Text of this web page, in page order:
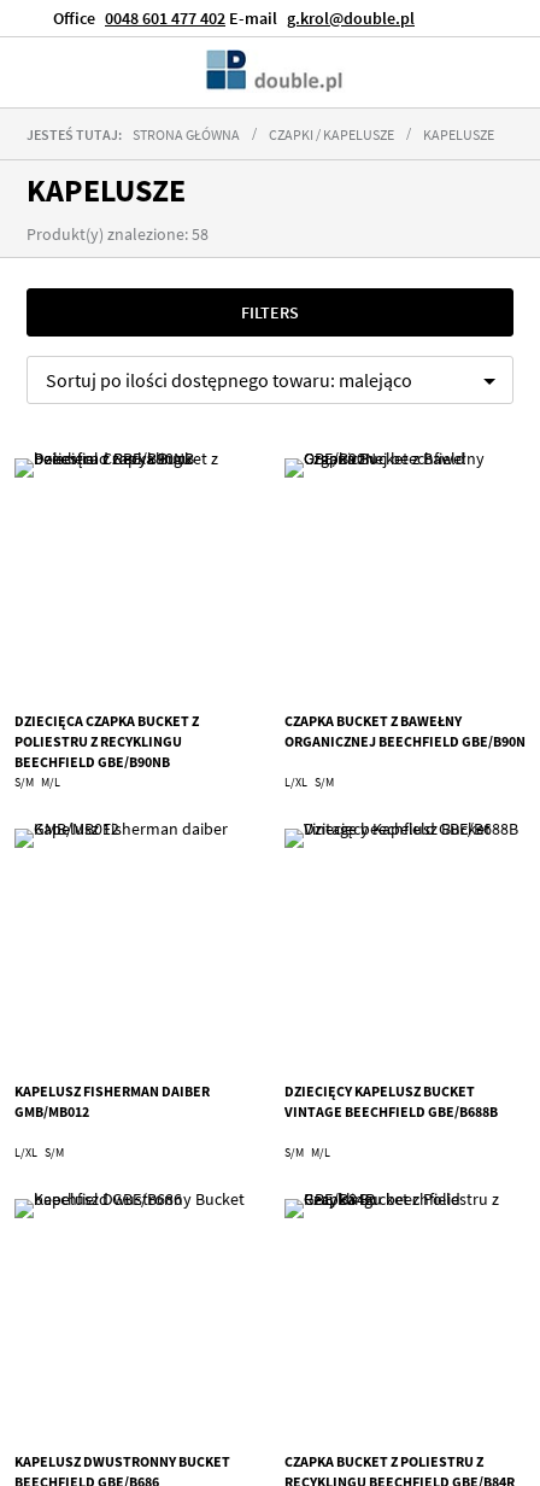
Office 0048 601 477 402 E-mail g.krol@double.pl
JESTEŚ TUTAJ: STRONA GŁÓWNA CZAPKI / KAPELUSZE KAPELUSZE
KAPELUSZE
Produkt(y) znalezione: 58
FILTERS
Sortuj po ilości dostępnego towaru: malejąco
DZIECIĘCA CZAPKA BUCKET Z
POLIESTRU Z RECYKLINGU
BEECHFIELD GBE/B90NB
S/M M/L
CZAPKA BUCKET Z BAWEŁNY
ORGANICZNEJ BEECHFIELD GBE/B90N
L/XL S/M
KAPELUSZ FISHERMAN DAIBER
GMB/MB012
L/XL S/M
DZIECIĘCY KAPELUSZ BUCKET
VINTAGE BEECHFIELD GBE/B688B
S/M M/L
KAPELUSZ DWUSTRONNY BUCKET
BEECHFIELD GBE/B686
CZAPKA BUCKET Z POLIESTRU Z
RECYKLINGU BEECHFIELD GBE/B84R